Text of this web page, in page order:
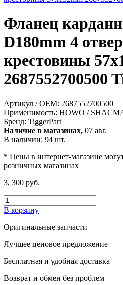
Фланец
D180mm 4
крестовины
2687552700500
Артикул / OEM: 2687552700500
Применимость: HOWO /
Бренд: TiggerPart
Наличие в магазинах, 07 авг.
В наличии: 94 шт.
* Цены в интернет-магазине
розничных магазинах
3, 300 руб.
В корзину
Оригинальные запчасти
Лучшее ценовое предложение
Бесплатная и удобная доставка
Возврат и обмен без проблем